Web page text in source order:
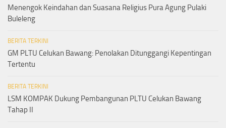
Menengok Keindahan dan Suasana Religius Pura Agung Pulaki
Buleleng
BERITA TERKINI
GM PLTU Celukan Bawang: Penolakan Ditunggangi Kepentingan
Tertentu
BERITA TERKINI
LSM KOMPAK Dukung Pembangunan PLTU Celukan Bawang
Tahap II